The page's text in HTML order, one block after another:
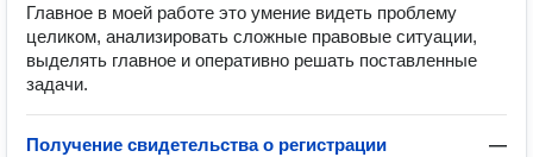
Главное в моей работе это умение видеть проблему
целиком, анализировать сложные правовые ситуации,
выделять главное и оперативно решать поставленные
задачи.
Получение свидетельства о регистрации
—